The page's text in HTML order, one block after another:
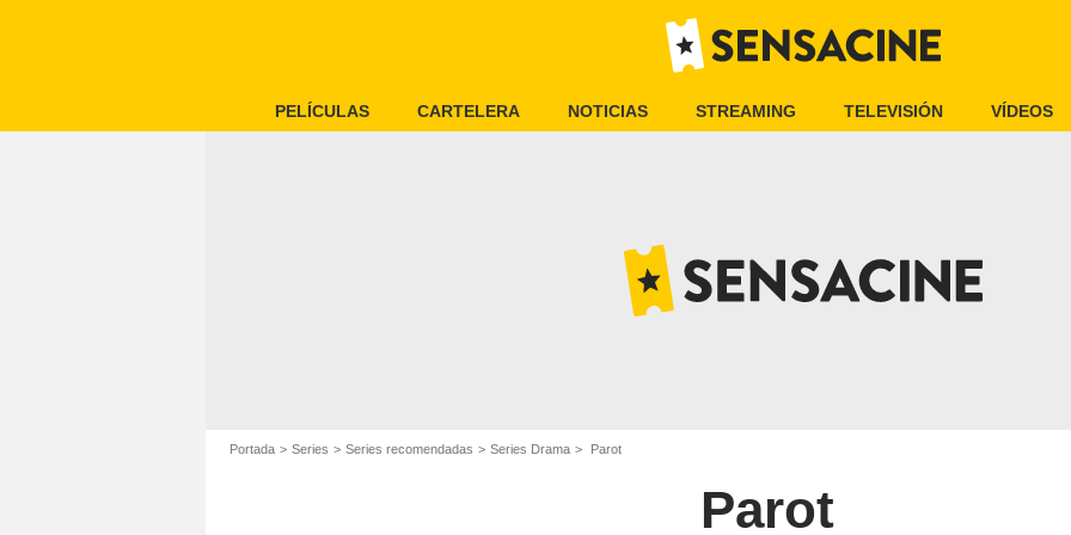
PELÍCULAS CARTELERA NOTICIAS STREAMING TELEVISIÓN VÍDEOS
Portada Series Series recomendadas Series Drama Parot
Parot